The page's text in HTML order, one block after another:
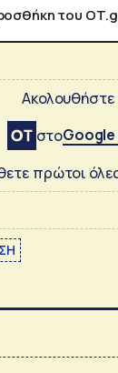
του
Ακολουθήστε
στοGoogle
πρώτοι